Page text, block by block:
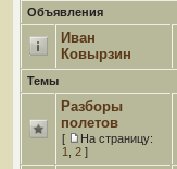
Объявления
Иван
Ковырзин
Темы
Разборы
полетов
[
На страницу:
1
2 ]